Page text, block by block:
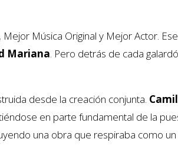
Música Original y Mejor Actor.
Mariana. Pero detrás de cada
desde la creación conjunta.
en parte fundamental de la
una obra que respiraba como